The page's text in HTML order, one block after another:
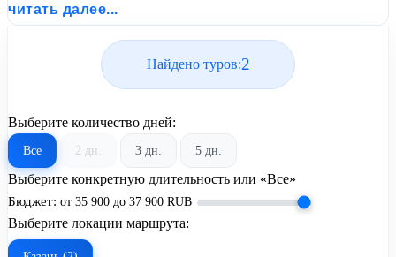
проездом и актуальным графиком заездов от United Travel
читать далее...
Найдено туров:2
Выберите количество дней:
Все 2 дн. 3 дн. 5 дн.
Выберите конкретную длительность или «Все»
Бюджет: от 35 900 до 37 900 RUB
Выберите локации маршрута: